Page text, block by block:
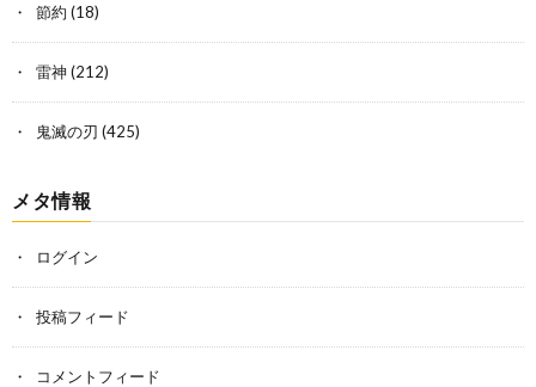
節約 (18)
雷神 (212)
鬼滅の刃 (425)
メタ情報
ログイン
投稿フィード
コメントフィード